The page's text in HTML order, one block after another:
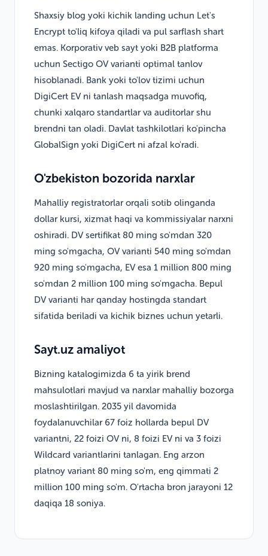
Shaxsiy blog yoki kichik landing uchun Let's
Encrypt to'liq kifoya qiladi va pul sarflash shart
emas. Korporativ veb sayt yoki B2B platforma
uchun Sectigo OV varianti optimal tanlov
hisoblanadi. Bank yoki to'lov tizimi uchun
DigiCert EV ni tanlash maqsadga muvofiq,
chunki xalqaro standartlar va auditorlar shu
brendni tan oladi. Davlat tashkilotlari ko'pincha
GlobalSign yoki DigiCert ni afzal ko'radi.
O'zbekiston bozorida narxlar
Mahalliy registratorlar orqali sotib olinganda
dollar kursi, xizmat haqi va kommissiyalar narxni
oshiradi. DV sertifikat 80 ming so'mdan 320
ming so'mgacha, OV varianti 540 ming so'mdan
920 ming so'mgacha, EV esa 1 million 800 ming
so'mdan 2 million 100 ming so'mgacha. Bepul
DV varianti har qanday hostingda standart
sifatida beriladi va kichik biznes uchun yetarli.
Sayt.uz amaliyot
Bizning katalogimizda 6 ta yirik brend
mahsulotlari mavjud va narxlar mahalliy bozorga
moslashtirilgan. 2035 yil davomida
foydalanuvchilar 67 foiz hollarda bepul DV
variantni, 22 foizi OV ni, 8 foizi EV ni va 3 foizi
Wildcard variantlarini tanlagan. Eng arzon
platnoy variant 80 ming so'm, eng qimmati 2
million 100 ming so'm. O'rtacha bron jarayoni 12
daqiqa 18 soniya.